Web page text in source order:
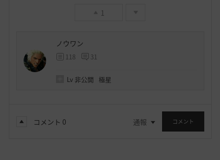
1
ノウワン
118 31
Lv 非公開 極星
コメント 0 通報 コメント